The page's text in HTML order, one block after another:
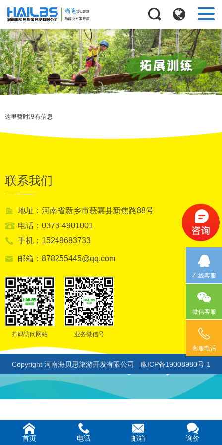
这里暂时没有信息
联系我们
地址：河南省新乡市获嘉县新焦路88号
电话：0373-4901001
手机：15249683733
邮箱：878255445@qq.com
扫码访问网站 业务微信号
Copyright 河南海贝思旅游开发有限公司 豫ICP备19008980号-1
在线客服
微信客服
客服电话
首页 电话 邮箱 询价